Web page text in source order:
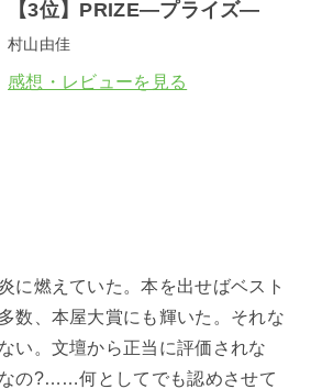
【3位】PRIZE―プライズ―
村山由佳
感想・レビューを見る
に燃えていた。本を出せばベスト
数、本屋大賞にも輝いた。それな
い。文壇から正当に評価されな
の?……何としてでも認めさせて